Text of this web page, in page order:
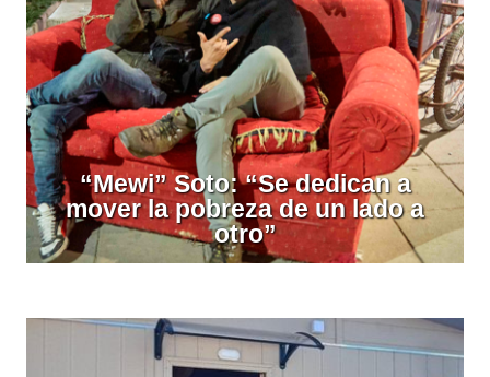
“Mewi” Soto: “Se dedican a
mover la pobreza de un lado a
otro”